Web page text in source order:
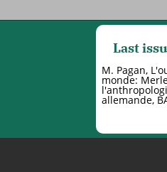
Last
M. Pagan,
monde:
allemande,